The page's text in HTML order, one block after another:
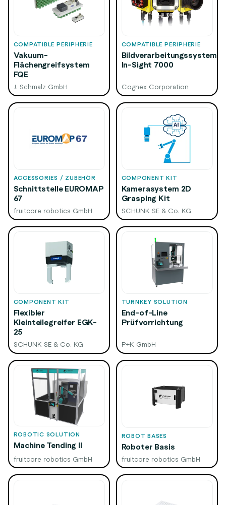
COMPATIBLE PERIPHERIE
Vakuum-
Flächengreifsystem
FQE
J. Schmalz GmbH
COMPATIBLE PERIPHERIE
Bildverarbeitungssystem
In-Sight 7000
Cognex Corporation
ACCESSORIES / ZUBEHÖR
Schnittstelle EUROMAP
67
fruitcore robotics GmbH
COMPONENT KIT
Kamerasystem 2D
Grasping Kit
SCHUNK SE & Co. KG
COMPONENT KIT
Flexibler
Kleinteilegreifer EGK-
25
SCHUNK SE & Co. KG
TURNKEY SOLUTION
End-of-Line
Prüfvorrichtung
P+K GmbH
ROBOTIC SOLUTION
Machine Tending II
fruitcore robotics GmbH
ROBOT BASES
Roboter Basis
fruitcore robotics GmbH